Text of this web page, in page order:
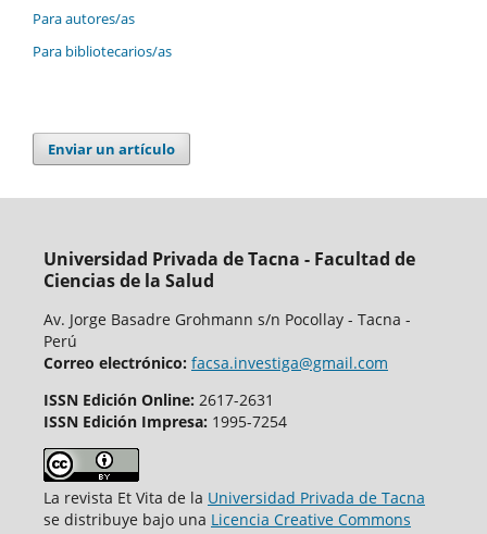
Para autores/as
Para bibliotecarios/as
Enviar un artículo
Universidad Privada de Tacna - Facultad de
Ciencias de la Salud
Av. Jorge Basadre Grohmann s/n Pocollay - Tacna -
Perú
Correo electrónico: facsa.investiga@gmail.com
ISSN Edición Online: 2617-2631
ISSN Edición Impresa: 1995-7254
La revista Et Vita de la Universidad Privada de Tacna
se distribuye bajo una Licencia Creative Commons